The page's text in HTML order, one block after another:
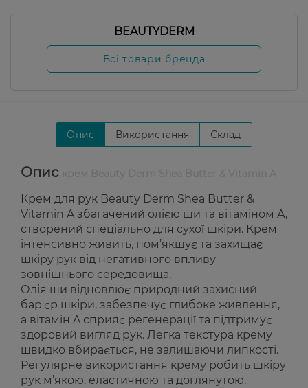
BEAUTYDERM
Всі товари бренда
Опис Використання Склад
Опис
Крем для рук Beauty Derm Shea Butter &
Vitamin A збагачений олією ши та вітаміном A,
створений спеціально для сухої шкіри. Крем
інтенсивно живить, пом’якшує та захищає
шкіру рук від негативного впливу
зовнішнього середовища.
Олія ши відновлює природний захисний
бар'єр шкіри, забезпечує глибоке живлення,
а вітамін A сприяє регенерації та підтримує
здоровий вигляд рук. Легка текстура крему
швидко вбирається, не залишаючи липкості.
Регулярне використання крему робить шкіру
рук м’якою, еластичною та доглянутою,